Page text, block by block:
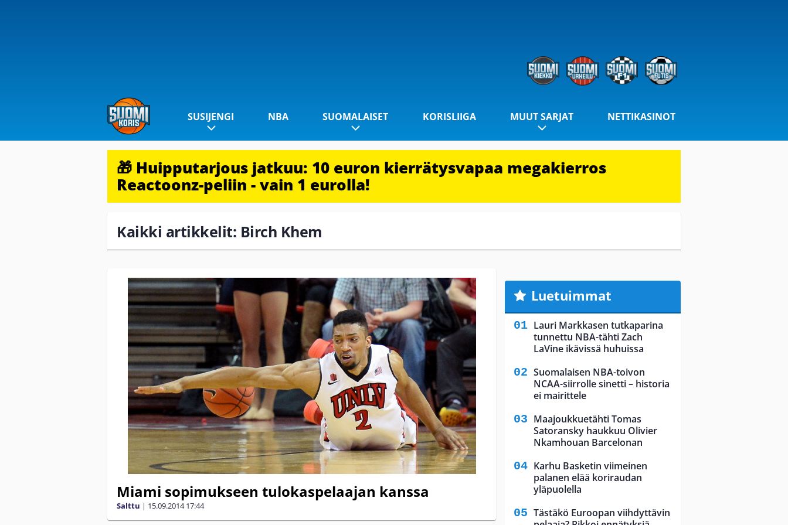
SUSIJENGI NBA SUOMALAISET KORISLIIGA MUUT SARJAT NETTIKASINOT
🎁 Huipputarjous jatkuu: 10 euron kierrätysvapaa megakierros
Reactoonz-peliin - vain 1 eurolla!
Kaikki artikkelit: Birch Khem
Miami sopimukseen tulokaspelaajan kanssa
Salttu | 15.09.2014 17:44
Luetuimmat
Lauri Markkasen tutkaparina
tunnettu NBA-tähti Zach
LaVine ikävissä huhuissa
Suomalaisen NBA-toivon
NCAA-siirrolle sinetti – historia
ei mairittele
Maajoukkuetähti Tomas
Satoransky haukkuu Olivier
Nkamhouan Barcelonan
Karhu Basketin viimeinen
palanen elää koriraudan
yläpuolella
Tästäkö Euroopan viihdyttävin